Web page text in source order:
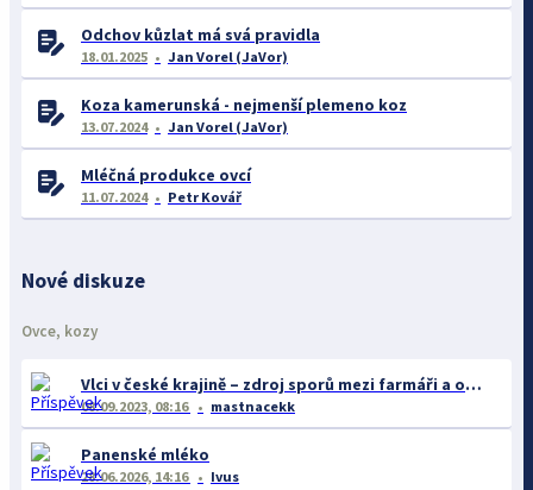
Odchov kůzlat má svá pravidla
18.01.2025 Jan Vorel (JaVor)
Koza kamerunská - nejmenší plemeno koz
13.07.2024 Jan Vorel (JaVor)
Mléčná produkce ovcí
11.07.2024 Petr Kovář
Nové diskuze
Ovce, kozy
Vlci v české krajině – zdroj sporů mezi farmáři a ochránci
08.09.2023, 08:16 mastnacekk
Panenské mléko
28.06.2026, 14:16 Ivus